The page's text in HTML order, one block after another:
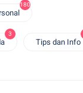
180
3
Tips dan Info